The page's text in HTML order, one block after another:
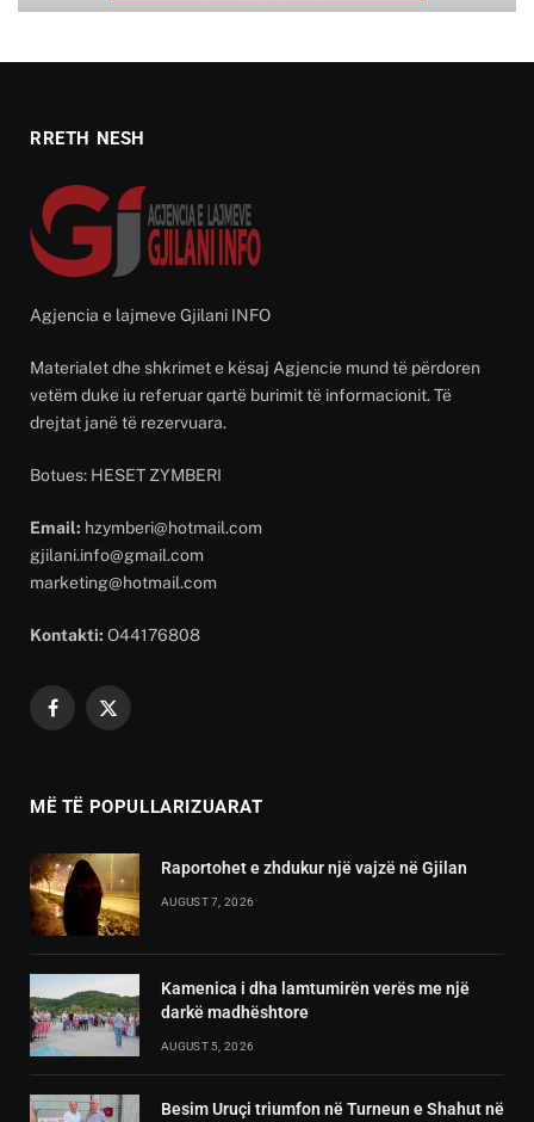
RRETH NESH
Agjencia e lajmeve Gjilani INFO
Materialet dhe shkrimet e kësaj Agjencie mund të përdoren
vetëm duke iu referuar qartë burimit të informacionit. Të
drejtat janë të rezervuara.
Botues: HESET ZYMBERI
Email: hzymberi@hotmail.com
gjilani.info@gmail.com
marketing@hotmail.com
Kontakti: O44176808
Facebook
X
MË TË POPULLARIZUARAT
Raportohet e zhdukur një vajzë në Gjilan
AUGUST 7, 2026
Kamenica i dha lamtumirën verës me një
darkë madhështore
AUGUST 5, 2026
Besim Uruçi triumfon në Turneun e Shahut në